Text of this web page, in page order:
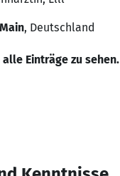
, Deutschland
alle Einträge zu sehen.